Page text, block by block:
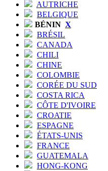
AUTRICHE
BELGIQUE
BÉNIN X
BRÉSIL
CANADA
CHILI
CHINE
COLOMBIE
CORÉE DU SUD
COSTA RICA
CÔTE D'IVOIRE
CROATIE
ESPAGNE
ÉTATS-UNIS
FRANCE
GUATEMALA
HONG-KONG